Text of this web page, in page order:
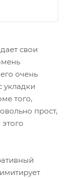
свои
очень
укладки
того,
прост,